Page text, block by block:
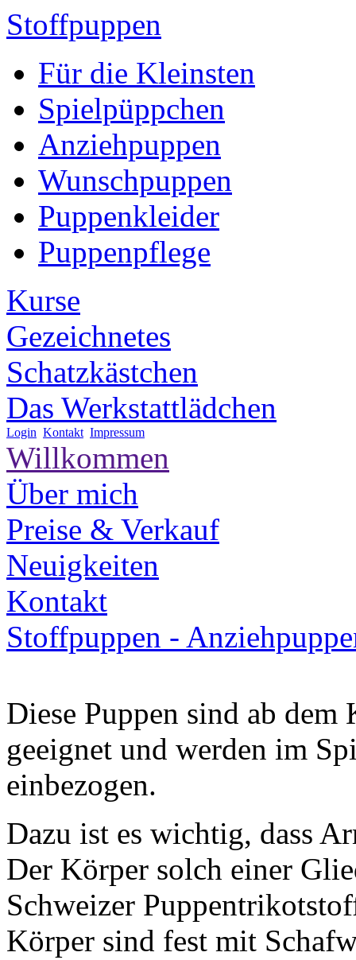
Stoffpuppen
Für die Kleinsten
Spielpüppchen
Anziehpuppen
Wunschpuppen
Puppenkleider
Puppenpflege
Kurse
Gezeichnetes
Schatzkästchen
Das Werkstattlädchen
Login Kontakt Impressum
Willkommen
Über mich
Preise & Verkauf
Neuigkeiten
Kontakt
Stoffpuppen -
Diese Puppen sind ab
geeignet und werden im
einbezogen.
Dazu ist es wichtig, dass
Der Körper solch einer
Schweizer
Körper sind fest mit